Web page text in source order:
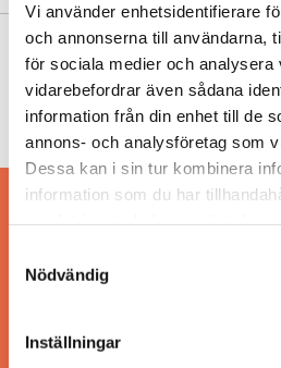
Vi använder enhetsidentifierare
och annonserna till användarna,
för sociala medier och analysera
vidarebefordrar även sådana
information från din enhet till de
annons- och analysföretag som
Dessa kan i sin tur kombinera
information som du har
Nödvändig
Inställningar
NYHETER 12 augusti 2016
Daftö Resort bygger
miljoner
Besöksliv i sin tryckta form
för ägare och ledare